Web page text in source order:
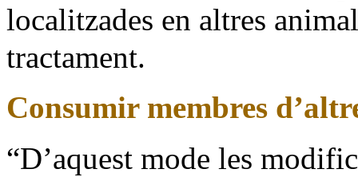
localitzades en altres
tractament.
Consumir membres
“D’aquest mode les